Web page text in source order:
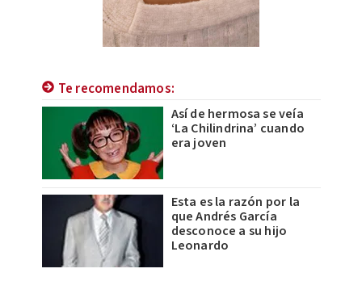
Te recomendamos:
Así de hermosa se veía
‘La Chilindrina’ cuando
era joven
Esta es la razón por la
que Andrés García
desconoce a su hijo
Leonardo